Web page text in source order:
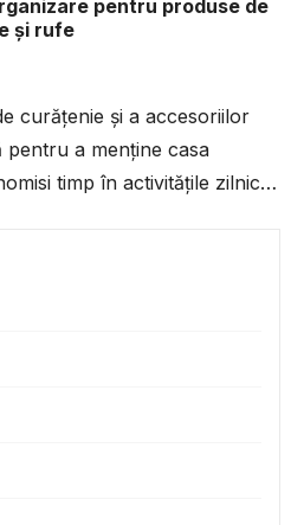
pentru produse de
și rufe
curățenie și a accesoriilor
a menține casa
timp în activitățile zilnice.